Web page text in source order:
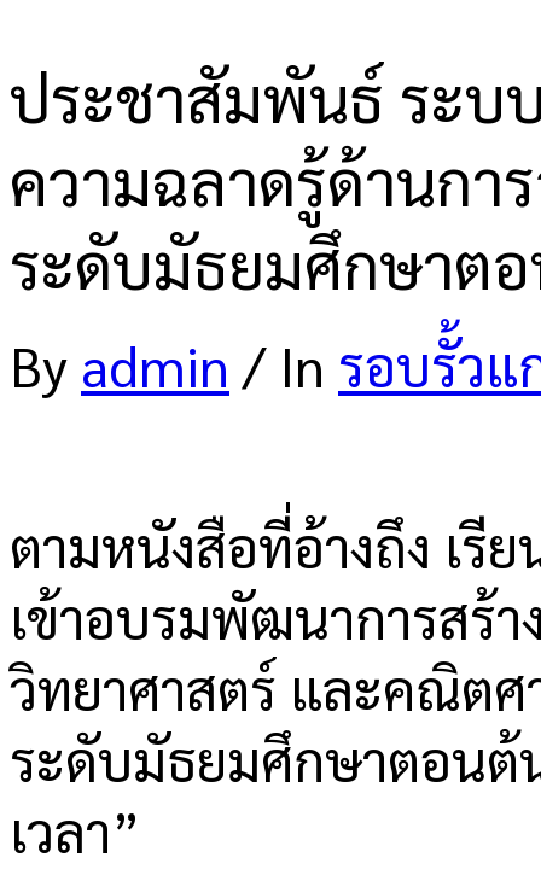
ประชาสัมพันธ์ ระบ
ความฉลาดรู้ด้านก
ระดับมัธยมศึกษาตอ
By admin / In รอบรั้ว
ตามหนังสือที่อ้างถึง เรี
เข้าอบรมพัฒนาการสร้
วิทยาศาสตร์ และคณิตศ
ระดับมัธยมศึกษาตอนต้
เวลา”